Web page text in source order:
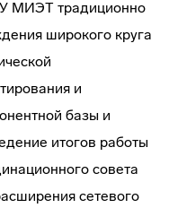
МИЭТ традиционно
широкого круга
и
базы и
итогов работы
совета
сетевого